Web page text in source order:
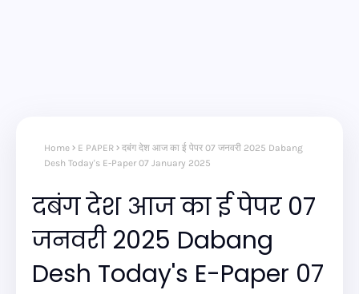
Home E PAPER
दबंग देश आज का ई पेपर 07 जनवरी 2025 Dabang
Desh Today's E-Paper 07 January 2025
दबंग देश आज का ई पेपर 07
जनवरी 2025 Dabang
Desh Today's E-Paper 07